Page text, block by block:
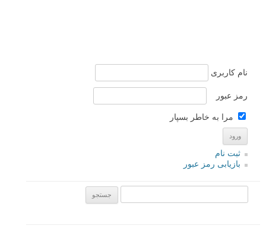
نام کاربری
رمز عبور
مرا به خاطر بسپار
ثبت نام
بازیابی رمز عبور